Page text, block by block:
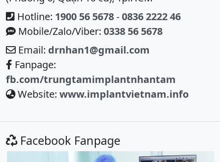
Hotline: 1900 56 5678-0836 2222 46
Mobile/Zalo/Viber: 0338 56 5678
Email: drnhan1@gmail.com
Fanpage:
fb.com/trungtamimplantnhantam
Website: www.implantvietnam.info
Facebook Fanpage